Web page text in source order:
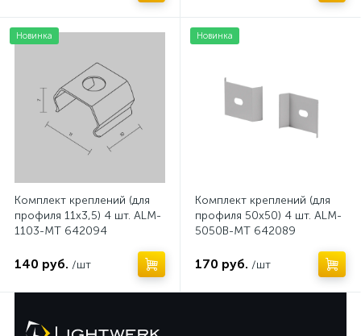
Новинка
Комплект креплений (для
профиля 11x3,5) 4 шт. ALM-
1103-MT 642094
140 руб. /шт
Новинка
Комплект креплений (для
профиля 50x50) 4 шт. ALM-
5050B-MT 642089
170 руб. /шт